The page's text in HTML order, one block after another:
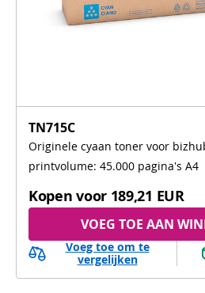
TN715C
Originele cyaan toner voor
printvolume: 45.000 pagina's A4
Kopen voor 189,21 EUR
VOEG TOE AAN
Voeg toe om te
vergelijken